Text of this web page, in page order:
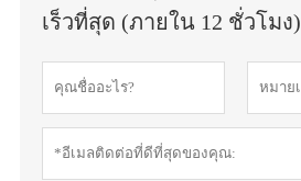
เร็วที่สุด (ภายใน 12 ชั่วโมง)